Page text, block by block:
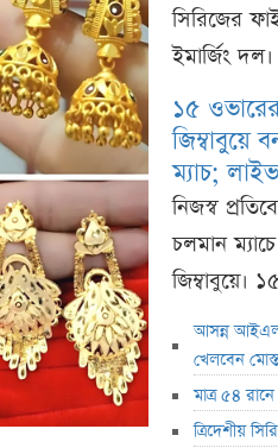
সিরিজের
ইমার্জিং
১৫
জিম্বাবুয়ে
ম্যাচ;
নিজস্ব
চলমান
জিম্বাবুয়ে।
আসন্ন
খেলবেন
মাত্র ৫৪
ত্রিদেশীয়